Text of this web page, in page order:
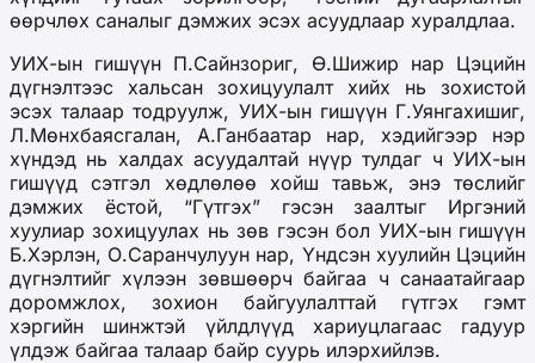
өөрчлөх саналыг дэмжих эсэх асуудлаар хуралдлаа.
УИХ-ын гишүүн П.Сайнзориг, Ө.Шижир нар Цэцийн
дүгнэлтээс хальсан зохицуулалт хийх нь зохистой
эсэх талаар тодруулж, УИХ-ын гишүүн Г.Уянгахишиг,
Л.Мөнхбаясгалан, А.Ганбаатар нар, хэдийгээр нэр
хүндэд нь халдах асуудалтай нүүр тулдаг ч УИХ-ын
гишүүд сэтгэл хөдлөлөө хойш тавьж, энэ төслийг
дэмжих ёстой, “Гүтгэх” гэсэн заалтыг Иргэний
хуулиар зохицуулах нь зөв гэсэн бол УИХ-ын гишүүн
Б.Хэрлэн, О.Саранчулуун нар, Үндсэн хуулийн Цэцийн
дүгнэлтийг хүлээн зөвшөөрч байгаа ч санаатайгаар
доромжлох, зохион байгуулалттай гүтгэх гэмт
хэргийн шинжтэй үйлдлүүд хариуцлагаас гадуур
үлдэж байгаа талаар байр суурь илэрхийлэв.